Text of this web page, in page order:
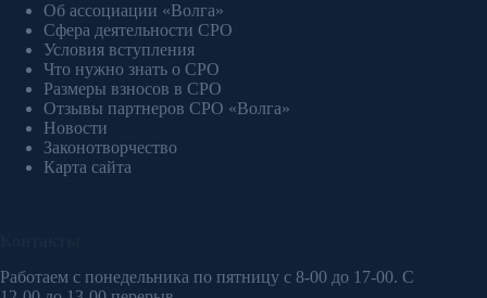
Об ассоциации «Волга»
Сфера деятельности СРО
Условия вступления
Что нужно знать о СРО
Размеры взносов в СРО
Отзывы партнеров СРО «Волга»
Новости
Законотворчество
Карта сайта
Работаем с понедельника по пятницу с 8-00 до 17-00. С